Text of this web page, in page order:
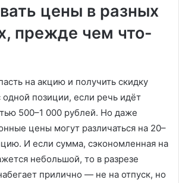
цены в разных
прежде чем что-
на акцию и получить скидку
позиции, если речь идёт
500–1 000 рублей. Но даже
цены могут различаться на 20–
И если сумма, сэкономленная на
небольшой, то в разрезе
прилично — не на отпуск, но